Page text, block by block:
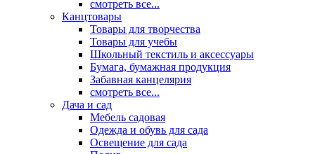
смотреть все...
Канцтовары
Товары для творчества
Товары для учебы
Школьный текстиль и аксессуары
Бумага, бумажная продукция
Забавная канцелярия
смотреть все...
Дача и сад
Мебель садовая
Одежда и обувь для сада
Освещение для сада